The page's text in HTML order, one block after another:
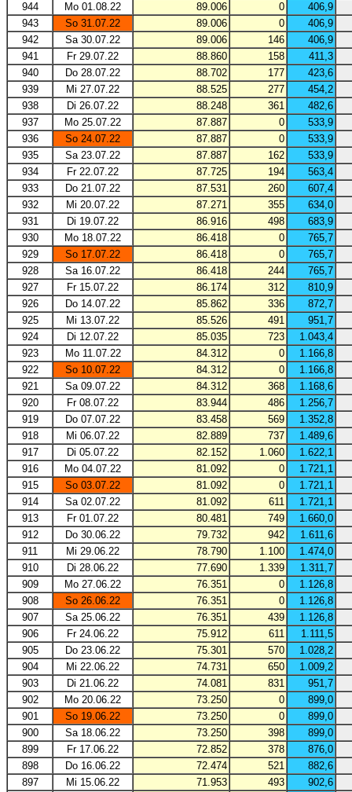
944
Mo 01.08.22 89.006 0
406,9
943
So 31.07.22 89.006 0
406,9
942
Sa 30.07.22 89.006 146
406,9
941
Fr 29.07.22 88.860 158
411,3
940
Do 28.07.22 88.702 177
423,6
939
Mi 27.07.22 88.525 277
454,2
938
Di 26.07.22 88.248 361
482,6
937
Mo 25.07.22 87.887 0
533,9
936
So 24.07.22 87.887 0
533,9
935
Sa 23.07.22 87.887 162
533,9
934
Fr 22.07.22 87.725 194
563,4
933
Do 21.07.22 87.531 260
607,4
932
Mi 20.07.22 87.271 355
634,0
931
Di 19.07.22 86.916 498
683,9
930
Mo 18.07.22 86.418 0
765,7
929
So 17.07.22 86.418 0
765,7
928
Sa 16.07.22 86.418 244
765,7
927
Fr 15.07.22 86.174 312
810,9
926
Do 14.07.22 85.862 336
872,7
925
Mi 13.07.22 85.526 491
951,7
924
Di 12.07.22 85.035 723
1.043,4
923
Mo 11.07.22 84.312 0
1.166,8
922
So 10.07.22 84.312 0
1.166,8
921
Sa 09.07.22 84.312 368
1.168,6
920
Fr 08.07.22 83.944 486
1.256,7
919
Do 07.07.22 83.458 569
1.352,8
918
Mi 06.07.22 82.889 737
1.489,6
917
Di 05.07.22 82.152 1.060
1.622,1
916
Mo 04.07.22 81.092 0
1.721,1
915
So 03.07.22 81.092 0
1.721,1
914
Sa 02.07.22 81.092 611
1.721,1
913
Fr 01.07.22 80.481 749
1.660,0
912
Do 30.06.22 79.732 942
1.611,6
911
Mi 29.06.22 78.790 1.100
1.474,0
910
Di 28.06.22 77.690 1.339
1.311,7
909
Mo 27.06.22 76.351 0
1.126,8
908
So 26.06.22 76.351 0
1.126,8
907
Sa 25.06.22 76.351 439
1.126,8
906
Fr 24.06.22 75.912 611
1.111,5
905
Do 23.06.22 75.301 570
1.028,2
904
Mi 22.06.22 74.731 650
1.009,2
903
Di 21.06.22 74.081 831
951,7
902
Mo 20.06.22 73.250 0
899,0
901
So 19.06.22 73.250 0
899,0
900
Sa 18.06.22 73.250 398
899,0
899
Fr 17.06.22 72.852 378
876,0
898
Do 16.06.22 72.474 521
882,6
897
Mi 15.06.22 71.953 493
902,6